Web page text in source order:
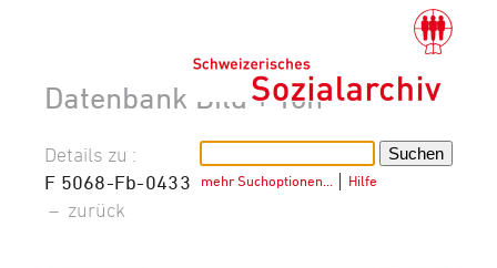
Datenbank Bild + Ton
mehr Suchoptionen… Hilfe
Details zu :
F 5068-Fb-0433
– zurück